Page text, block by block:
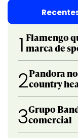
1 Flamengo
marca de
2Pandora
country
3Grupo
comercial